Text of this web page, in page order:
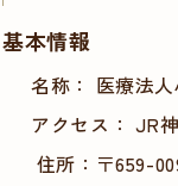
基本情報
名称： 医療法
アクセス： JR
住所：〒659-